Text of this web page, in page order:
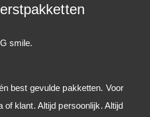
smile.
best gevulde pakketten. Voor
of klant. Altijd persoonlijk. Altijd